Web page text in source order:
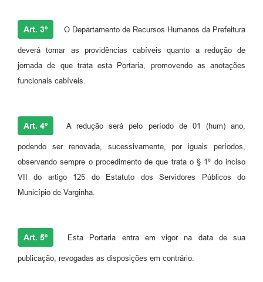
Art. 3º O Departamento de Recursos Humanos da Prefeitura
deverá tomar as providências cabíveis quanto a redução de
jornada de que trata esta Portaria, promovendo as anotações
funcionais cabíveis.
Art. 4º A redução será pelo período de 01 (hum) ano,
podendo ser renovada, sucessivamente, por iguais períodos,
observando sempre o procedimento de que trata o § 1º do inciso
VII do artigo 125 do Estatuto dos Servidores Públicos do
Município de Varginha.
Art. 5º Esta Portaria entra em vigor na data de sua
publicação, revogadas as disposições em contrário.